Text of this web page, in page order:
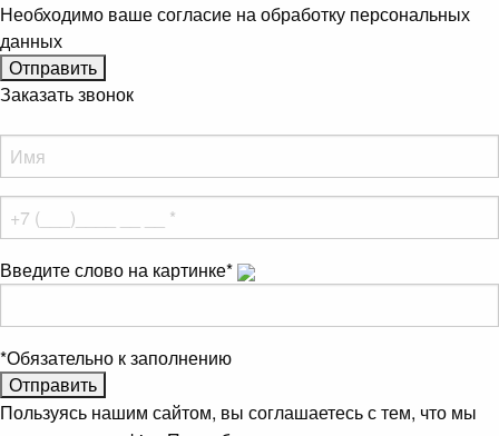
Необходимо ваше согласие на обработку персональных
данных
Заказать звонок
Введите слово на картинке*
*Обязательно к заполнению
Пользуясь нашим сайтом, вы соглашаетесь с тем, что мы